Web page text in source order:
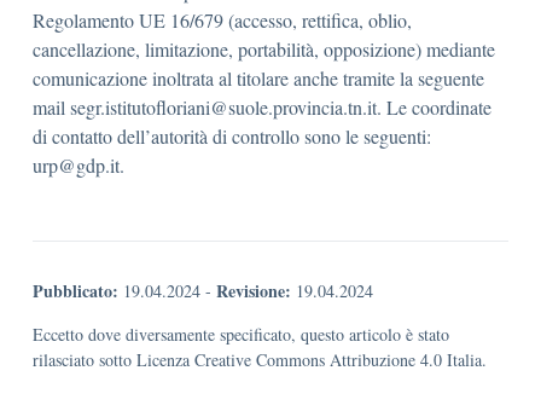
Regolamento UE 16/679 (accesso, rettifica, oblio,
cancellazione, limitazione, portabilità, opposizione) mediante
comunicazione inoltrata al titolare anche tramite la seguente
mail segr.istitutofloriani@suole.provincia.tn.it. Le coordinate
di contatto dell’autorità di controllo sono le seguenti:
urp@gdp.it.
Pubblicato: 19.04.2024 - Revisione: 19.04.2024
Eccetto dove diversamente specificato, questo articolo è stato
rilasciato sotto Licenza Creative Commons Attribuzione 4.0 Italia.